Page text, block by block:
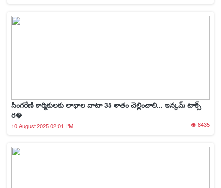
సింగరేణి కార్మికులకు లాభాల వాటా 35 శాతం చెల్లించాలి... ఇన్కమ్ టాక్స్
ర�
10 August 2025 02:01 PM 8435